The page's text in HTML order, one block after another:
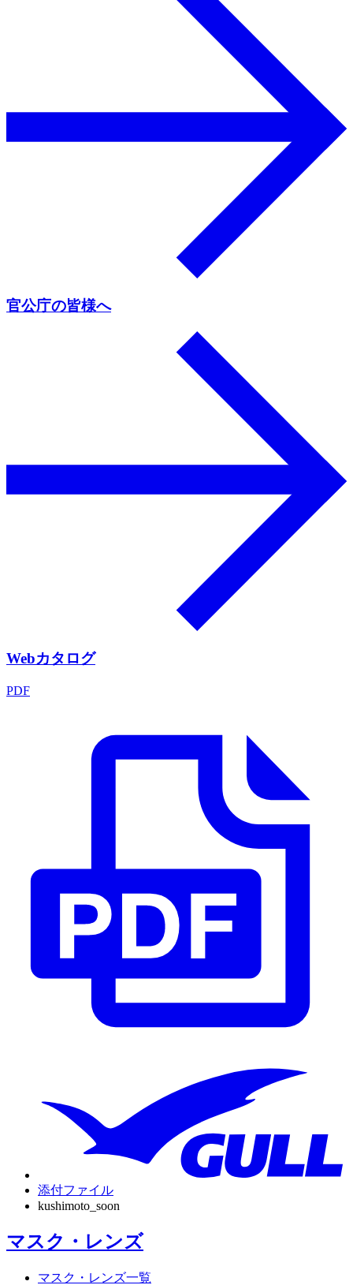
官公庁の皆様へ
Webカタログ
PDF
添付ファイル
kushimoto_soon
マスク・レンズ
マスク・レンズ一覧